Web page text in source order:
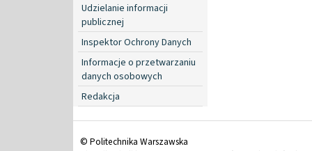
Udzielanie informacji
publicznej
Inspektor Ochrony Danych
Informacje o przetwarzaniu
danych osobowych
Redakcja
© Politechnika Warszawska